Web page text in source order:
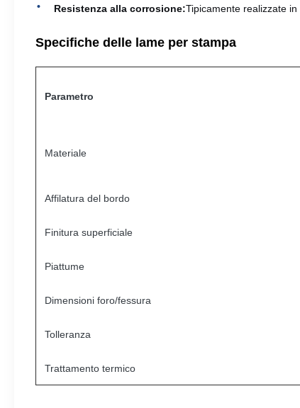
Resistenza alla corrosione:Tipicamente realizzate
Specifiche delle lame per stampa
Parametro
Materiale
Affilatura del bordo
Finitura superficiale
Piattume
Dimensioni foro/fessura
Tolleranza
Trattamento termico